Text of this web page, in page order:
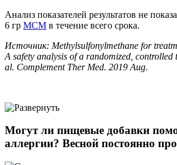
Анализ показателей результатов не
6 гр МСМ в течение всего срока.
Источник: Methylsulfonylmethane for
A safety analysis of a randomized,
al. Complement Ther Med. 2019 Aug.
Могут ли пищевые добавки
аллергии? Весной постоянно